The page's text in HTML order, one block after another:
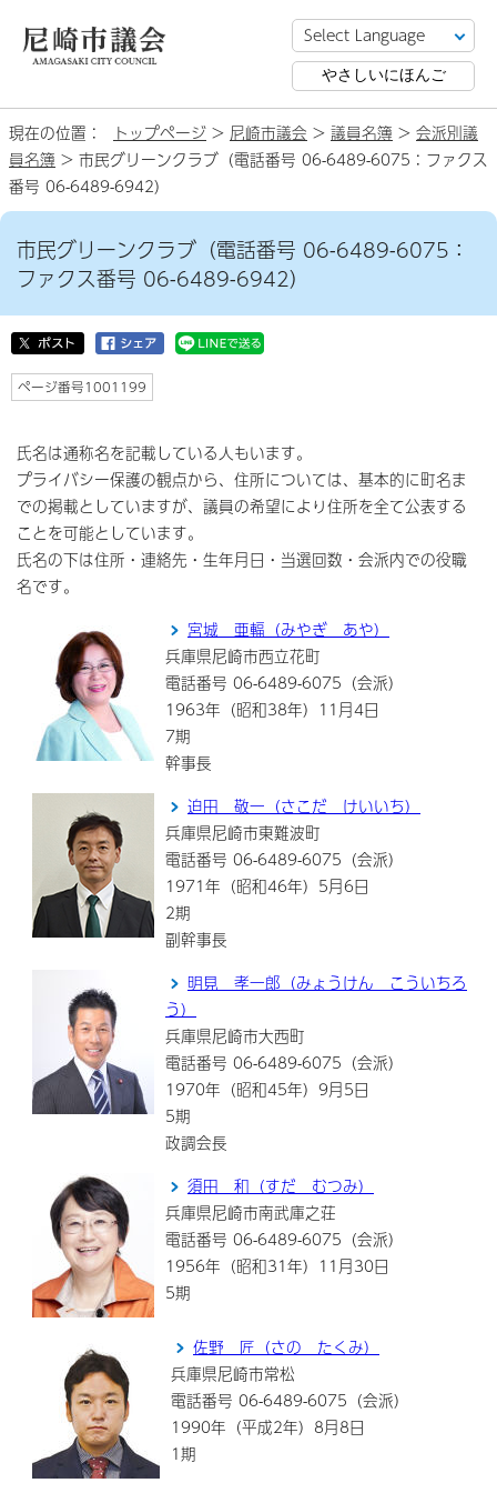
やさしいにほんご
現在の位置： トップページ > 尼崎市議会 > 議員名簿 > 会派別議
員名簿 > 市民グリーンクラブ（電話番号 06-6489-6075：ファクス
番号 06-6489-6942）
市民グリーンクラブ（電話番号 06-6489-6075：
ファクス番号 06-6489-6942）
ページ番号1001199
氏名は通称名を記載している人もいます。
プライバシー保護の観点から、住所については、基本的に町名ま
での掲載としていますが、議員の希望により住所を全て公表する
ことを可能としています。
氏名の下は住所・連絡先・生年月日・当選回数・会派内での役職
名です。
宮城 亜輻（みやぎ あや）
兵庫県尼崎市西立花町
電話番号 06-6489-6075（会派）
1963年（昭和38年）11月4日
7期
幹事長
迫田 敬一（さこだ けいいち）
兵庫県尼崎市東難波町
電話番号 06-6489-6075（会派）
1971年（昭和46年）5月6日
2期
副幹事長
明見 孝一郎（みょうけん こういちろ
う）
兵庫県尼崎市大西町
電話番号 06-6489-6075（会派）
1970年（昭和45年）9月5日
5期
政調会長
須田 和（すだ むつみ）
兵庫県尼崎市南武庫之荘
電話番号 06-6489-6075（会派）
1956年（昭和31年）11月30日
5期
佐野 匠（さの たくみ）
兵庫県尼崎市常松
電話番号 06-6489-6075（会派）
1990年（平成2年）8月8日
1期